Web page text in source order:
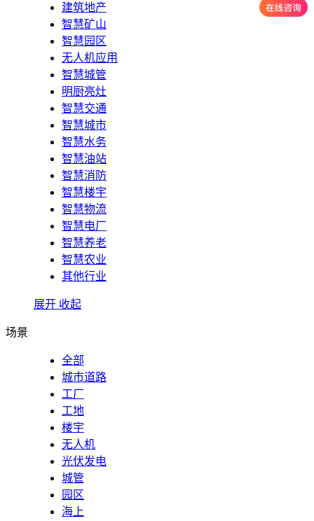
建筑地产
智慧矿山
智慧园区
无人机应用
智慧城管
明厨亮灶
智慧交通
智慧城市
智慧水务
智慧油站
智慧消防
智慧楼宇
智慧物流
智慧电厂
智慧养老
智慧农业
其他行业
展开 收起
场景
全部
城市道路
工厂
工地
楼宇
无人机
光伏发电
城管
园区
海上